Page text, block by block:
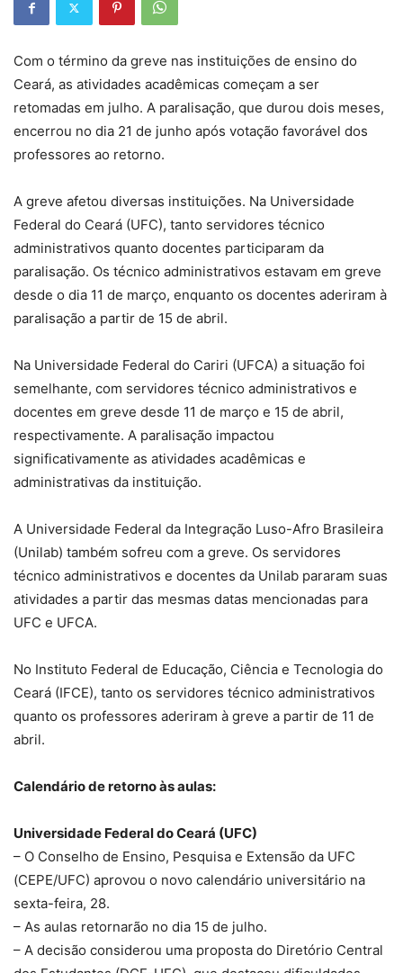
Com o término da greve nas instituições de ensino do
Ceará, as atividades acadêmicas começam a ser
retomadas em julho. A paralisação, que durou dois meses,
encerrou no dia 21 de junho após votação favorável dos
professores ao retorno.
A greve afetou diversas instituições. Na Universidade
Federal do Ceará (UFC), tanto servidores técnico
administrativos quanto docentes participaram da
paralisação. Os técnico administrativos estavam em greve
desde o dia 11 de março, enquanto os docentes aderiram à
paralisação a partir de 15 de abril.
Na Universidade Federal do Cariri (UFCA) a situação foi
semelhante, com servidores técnico administrativos e
docentes em greve desde 11 de março e 15 de abril,
respectivamente. A paralisação impactou
significativamente as atividades acadêmicas e
administrativas da instituição.
A Universidade Federal da Integração Luso-Afro Brasileira
(Unilab) também sofreu com a greve. Os servidores
técnico administrativos e docentes da Unilab pararam suas
atividades a partir das mesmas datas mencionadas para
UFC e UFCA.
No Instituto Federal de Educação, Ciência e Tecnologia do
Ceará (IFCE), tanto os servidores técnico administrativos
quanto os professores aderiram à greve a partir de 11 de
abril.
Calendário de retorno às aulas:
Universidade Federal do Ceará (UFC)
– O Conselho de Ensino, Pesquisa e Extensão da UFC
(CEPE/UFC) aprovou o novo calendário universitário na
sexta-feira, 28.
– As aulas retornarão no dia 15 de julho.
– A decisão considerou uma proposta do Diretório Central